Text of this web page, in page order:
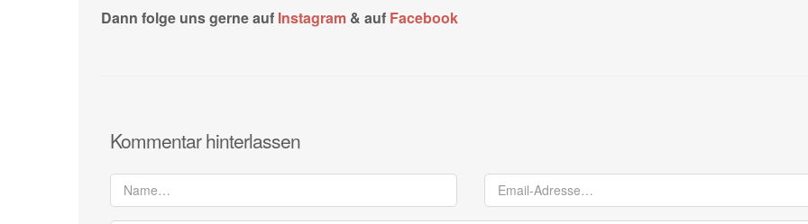
Dann folge uns gerne auf Instagram & auf Facebook
Kommentar hinterlassen